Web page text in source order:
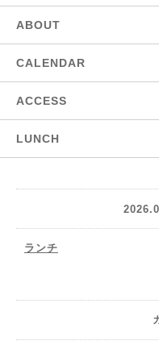
ABOUT
CALENDAR
ACCESS
LUNCH
ランチ